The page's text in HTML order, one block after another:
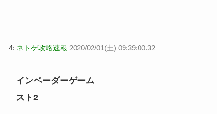
4: ネトゲ攻略速報 2020/02/01(土) 09:39:00.32
インベーダーゲーム
スト2